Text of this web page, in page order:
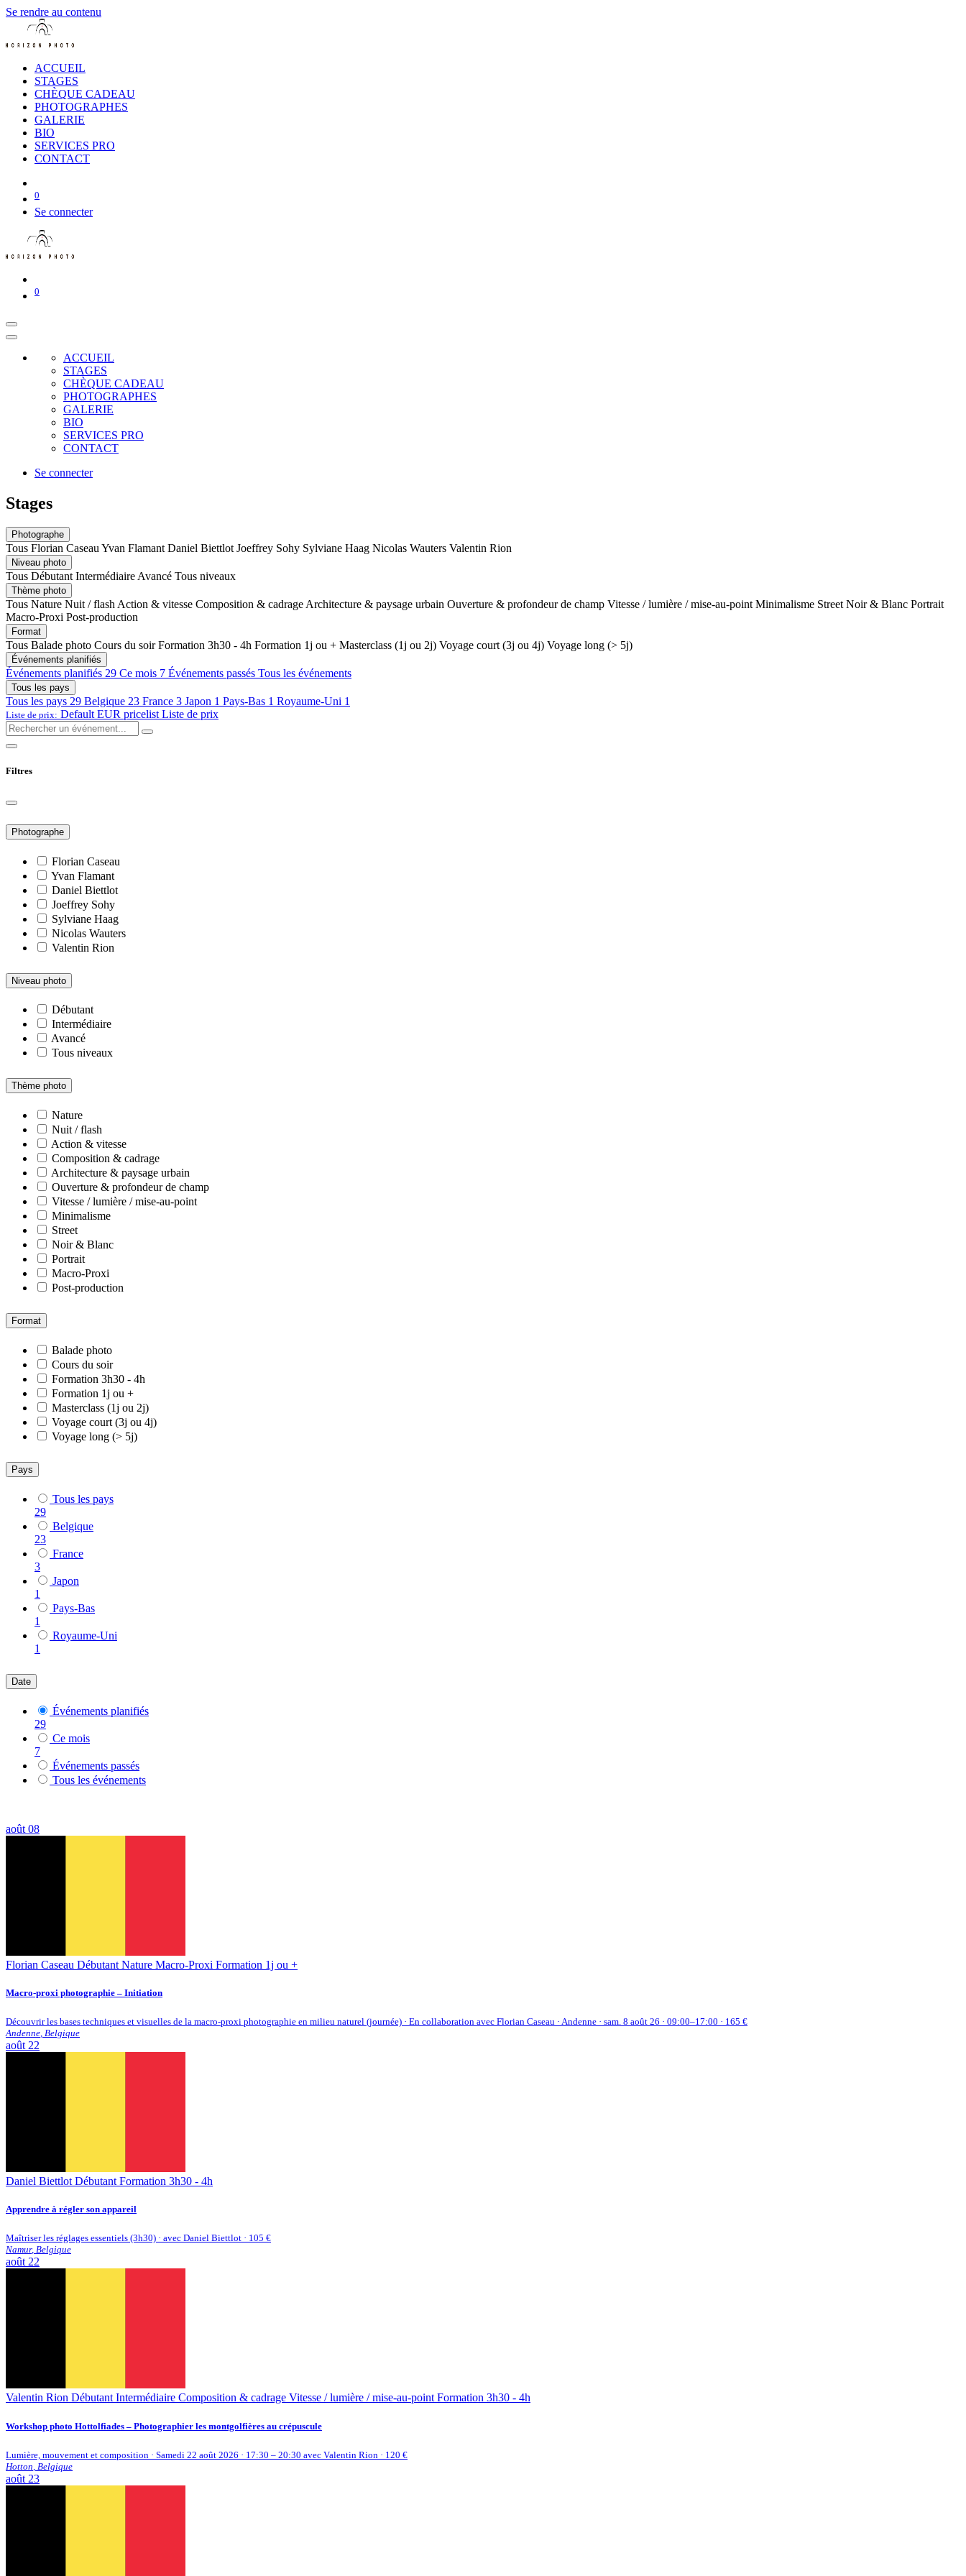
Se rendre au contenu
ACCUEIL
STAGES
CHÈQUE CADEAU
PHOTOGRAPHES
GALERIE
BIO
SERVICES PRO
CONTACT
0
Se connecter
0
ACCUEIL
STAGES
CHÈQUE CADEAU
PHOTOGRAPHES
GALERIE
BIO
SERVICES PRO
CONTACT
Se connecter
Stages
Photographe
Tous Florian CaseauYvan FlamantDaniel BiettlotJoeffrey Sohy Sylviane Haag Nicolas Wauters Valentin Rion
Niveau photo
Tous DébutantIntermédiaireAvancé Tous niveaux
Thème photo
Tous Nature Nuit / flashAction & vitesse Composition & cadrageArchitecture & paysage urbain Ouverture & profondeur de champ Vitesse / lumière / mise-au-pointMinimalisme StreetNoir & Blanc Portrait
Macro-Proxi Post-production
Format
Tous Balade photo Cours du soirFormation 3h30 - 4h Formation 1j ou + Masterclass (1j ou 2j) Voyage court (3j ou 4j) Voyage long (> 5j)
Événements planifiés
Événements planifiés 29 Ce mois 7 Événements passés Tous les événements
Tous les pays
Tous les pays 29 Belgique 23 France 3 Japon 1 Pays-Bas 1 Royaume-Uni 1
Liste de prix: Default EUR pricelist Liste de prix
Filtres
Photographe
Florian Caseau
Yvan Flamant
Daniel Biettlot
Joeffrey Sohy
Sylviane Haag
Nicolas Wauters
Valentin Rion
Niveau photo
Débutant
Intermédiaire
Avancé
Tous niveaux
Thème photo
Nature
Nuit / flash
Action & vitesse
Composition & cadrage
Architecture & paysage urbain
Ouverture & profondeur de champ
Vitesse / lumière / mise-au-point
Minimalisme
Street
Noir & Blanc
Portrait
Macro-Proxi
Post-production
Format
Balade photo
Cours du soir
Formation 3h30 - 4h
Formation 1j ou +
Masterclass (1j ou 2j)
Voyage court (3j ou 4j)
Voyage long (> 5j)
Pays
Tous les pays
29
Belgique
23
France
3
Japon
1
Pays-Bas
1
Royaume-Uni
1
Date
Événements planifiés
29
Ce mois
7
Événements passés
Tous les événements
août 08
Florian Caseau Débutant Nature Macro-Proxi Formation 1j ou +
​Macro-proxi photographie – Initiation
Découvrir les bases techniques et visuelles de la macro-proxi photographie en milieu naturel (journée) · En collaboration avec Florian Caseau · Andenne · sam. 8 août 26 · 09:00–17:00 · 165 €
Andenne, Belgique
août 22
Daniel Biettlot Débutant Formation 3h30 - 4h
Apprendre à régler son appareil
Maîtriser les réglages essentiels (3h30) · avec Daniel Biettlot · 105 €
Namur, Belgique
août 22
Valentin Rion Débutant Intermédiaire Composition & cadrage Vitesse / lumière / mise-au-point Formation 3h30 - 4h
Workshop photo Hottolfiades – Photographier les montgolfières au crépuscule
Lumière, mouvement et composition · Samedi 22 août 2026 · 17:30 – 20:30 avec Valentin Rion · 120 €
Hotton Belgique
août 23